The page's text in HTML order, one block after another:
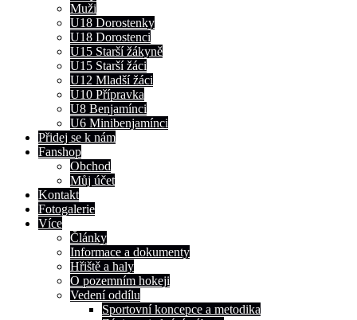
Muži
U18 Dorostenky
U18 Dorostenci
U15 Starší žákyně
U15 Starší žáci
U12 Mladší žáci
U10 Přípravka
U8 Benjamínci
U6 Minibenjamínci
Přidej se k nám
Fanshop
Obchod
Můj účet
Kontakt
Fotogalerie
Více
Články
Informace a dokumenty
Hřiště a haly
O pozemním hokeji
Vedení oddílu
Sportovní koncepce a metodika